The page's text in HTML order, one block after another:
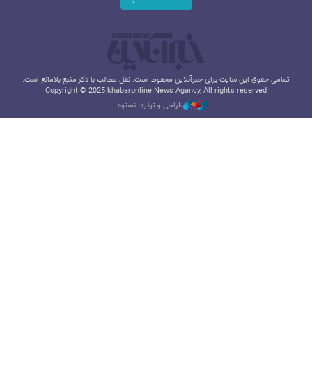
تمامی حقوق این سایت برای خبرآنلاین محفوظ است. نقل مطالب با ذکر منبع بلامانع است.
Copyright © 2025 khabaronline News Agancy, All rights reserved
طراحی و تولید: نستوه